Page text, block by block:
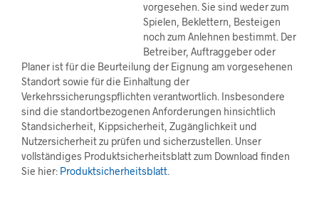
vorgesehen. Sie sind weder zum
Spielen, Beklettern, Besteigen
noch zum Anlehnen bestimmt. Der
Betreiber, Auftraggeber oder
Planer ist für die Beurteilung der Eignung am vorgesehenen
Standort sowie für die Einhaltung der
Verkehrssicherungspflichten verantwortlich. Insbesondere
sind die standortbezogenen Anforderungen hinsichtlich
Standsicherheit, Kippsicherheit, Zugänglichkeit und
Nutzersicherheit zu prüfen und sicherzustellen. Unser
vollständiges Produktsicherheitsblatt zum Download finden
Sie hier: Produktsicherheitsblatt